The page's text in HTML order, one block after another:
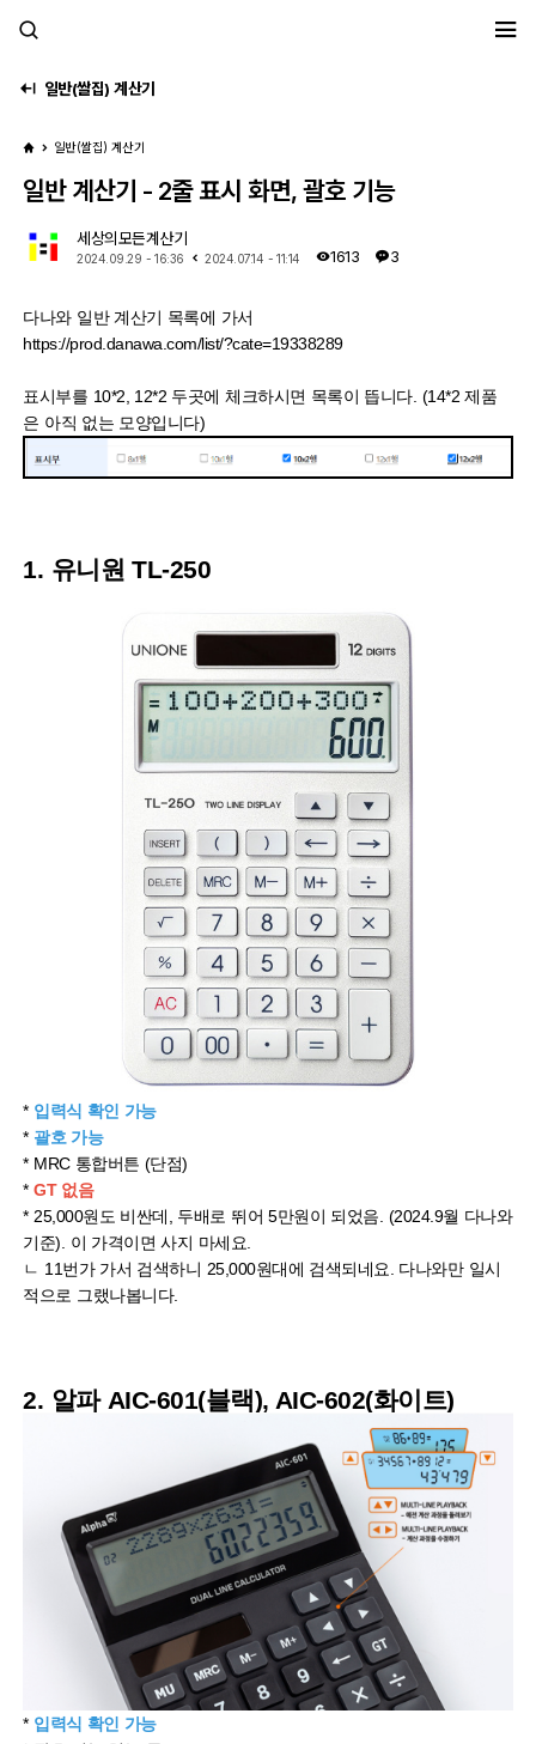
일반(쌀집) 계산기
일반(쌀집) 계산기
일반 계산기 - 2줄 표시 화면, 괄호 기능
세상의모든계산기
2024.09.29 - 16:36 2024.07.14 - 11:14 1613 3
다나와 일반 계산기 목록에 가서
https://prod.danawa.com/list/?cate=19338289
표시부를 10*2, 12*2 두곳에 체크하시면 목록이 뜹니다. (14*2 제품
은 아직 없는 모양입니다)
1. 유니원 TL-250
* 입력식 확인 가능
* 괄호 가능
* MRC 통합버튼 (단점)
*GT 없음
* 25,000원도 비싼데, 두배로 뛰어 5만원이 되었음. (2024.9월 다나와
기준). 이 가격이면 사지 마세요.
ㄴ 11번가 가서 검색하니 25,000원대에 검색되네요. 다나와만 일시
적으로 그랬나봅니다.
2. 알파 AIC-601(블랙), AIC-602(화이트)
* 입력식 확인 가능